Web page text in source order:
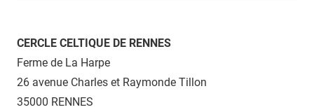
CERCLE CELTIQUE DE RENNES
Ferme de La Harpe
26 avenue Charles et Raymonde Tillon
35000 RENNES